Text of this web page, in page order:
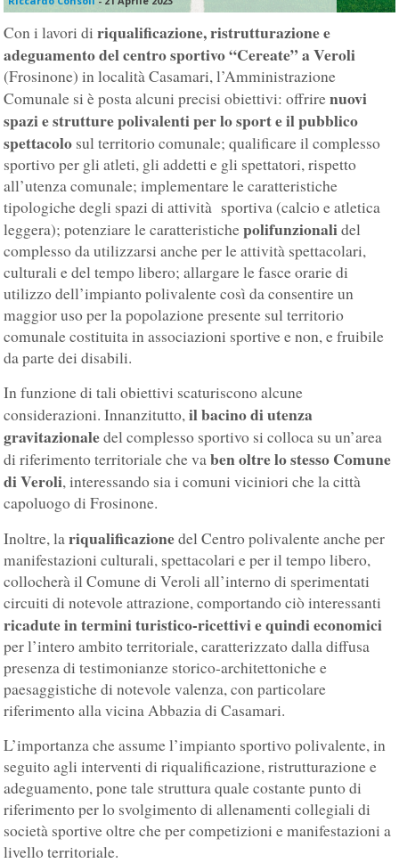
Con i lavori diriqualificazione, ristrutturazione e
adeguamento del centro sportivo “Cereate” a Veroli
(Frosinone) in località Casamari, l’Amministrazione
Comunale si è posta alcuni precisi obiettivi: offrirenuovi
spazi e strutture polivalenti per lo sport e il pubblico
spettacolo sul territorio comunale; qualificare il complesso
sportivo per gli atleti, gli addetti e gli spettatori, rispetto
all’utenza comunale; implementare le caratteristiche
tipologiche degli spazi di attività sportiva (calcio e atletica
leggera); potenziare le caratteristichepolifunzionalidel
complesso da utilizzarsi anche per le attività spettacolari,
culturali e del tempo libero; allargare le fasce orarie di
utilizzo dell’impianto polivalente così da consentire un
maggior uso per la popolazione presente sul territorio
comunale costituita in associazioni sportive e non, e fruibile
da parte dei disabili.
In funzione di tali obiettivi scaturiscono alcune
considerazioni. Innanzitutto,il bacino di utenza
gravitazionaledel complesso sportivo si colloca su un’area
di riferimento territoriale che vaben oltre lo stesso Comune
di Veroli, interessando sia i comuni viciniori che la città
capoluogo di Frosinone.
Inoltre, lariqualificazionedel Centro polivalente anche per
manifestazioni culturali, spettacolari e per il tempo libero,
collocherà il Comune di Veroli all’interno di sperimentati
circuiti di notevole attrazione, comportando ciò interessanti
ricadute in termini turistico-ricettivi e quindi economici
per l’intero ambito territoriale, caratterizzato dalla diffusa
presenza di testimonianze storico-architettoniche e
paesaggistiche di notevole valenza, con particolare
riferimento alla vicina Abbazia di Casamari.
L’importanza che assume l’impianto sportivo polivalente, in
seguito agli interventi di riqualificazione, ristrutturazione e
adeguamento, pone tale struttura quale costante punto di
riferimento per lo svolgimento di allenamenti collegiali di
società sportive oltre che per competizioni e manifestazioni a
livello territoriale.